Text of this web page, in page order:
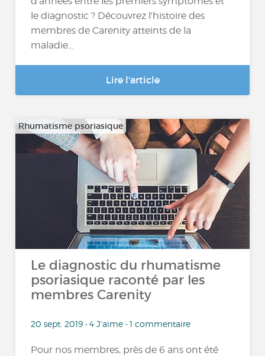
le diagnostic ? Découvrez l'histoire des
membres de Carenity atteints de la
maladie...
Lire l'article
Rhumatisme psoriasique
Le diagnostic du rhumatisme
psoriasique raconté par les
membres Carenity
20 sept. 2019 • 4 J'aime • 1 commentaire
Pour nos membres, près de 6 ans ont été